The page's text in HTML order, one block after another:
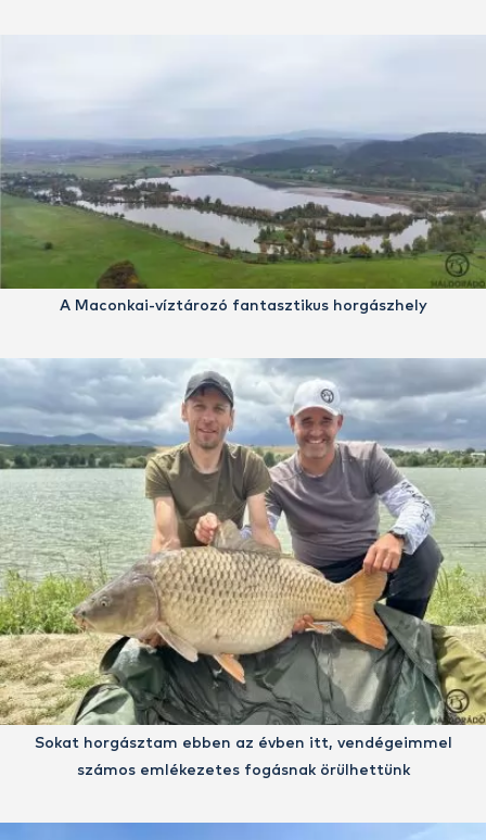
A Maconkai-víztározó fantasztikus horgászhely
Sokat horgásztam ebben az évben itt, vendégeimmel
számos emlékezetes fogásnak örülhettünk